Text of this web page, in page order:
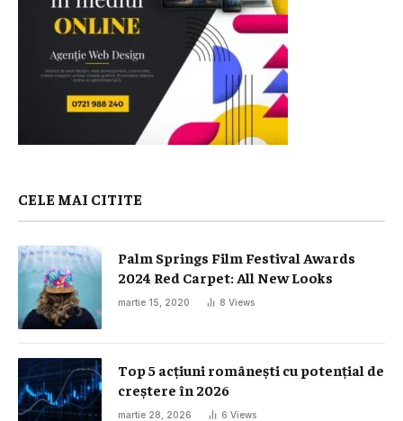
CELE MAI CITITE
Palm Springs Film Festival Awards
2024 Red Carpet: All New Looks
martie 15, 2020 8 Views
Top 5 acțiuni românești cu potențial de
creștere în 2026
martie 28, 2026 6 Views